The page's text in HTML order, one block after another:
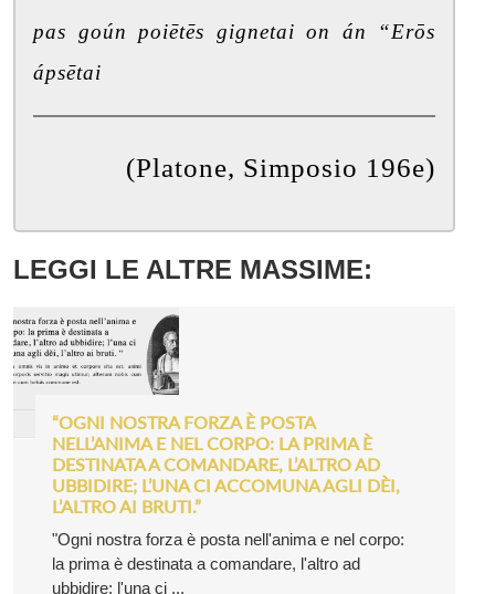
pas goún poiētēs gignetai on án “Erōs
ápsētai
(Platone, Simposio 196e)
LEGGI LE ALTRE MASSIME:
“OGNI NOSTRA FORZA È POSTA
NELL’ANIMA E NEL CORPO: LA PRIMA È
DESTINATA A COMANDARE, L’ALTRO AD
UBBIDIRE; L’UNA CI ACCOMUNA AGLI DÈI,
L’ALTRO AI BRUTI.”
"Ogni nostra forza è posta nell'anima e nel corpo:
la prima è destinata a comandare, l'altro ad
ubbidire; l'una ci ...